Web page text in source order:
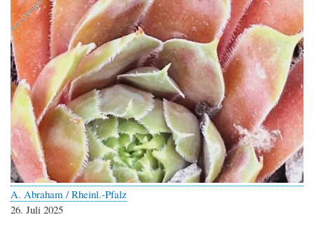
A. Abraham / Rheinl.-Pfalz
26. Juli 2025